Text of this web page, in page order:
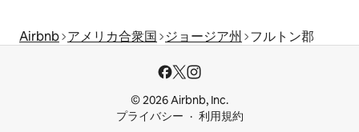
Airbnb アメリカ合衆国 ジョージア州 フルトン郡
© 2026 Airbnb, Inc.
プライバシー
利用規約